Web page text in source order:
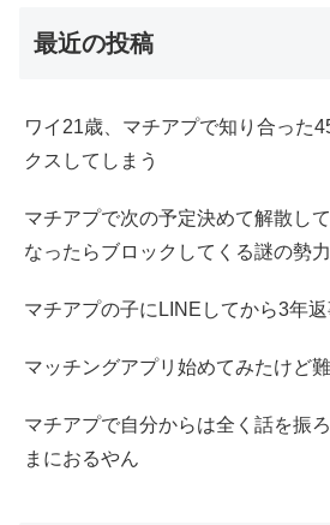
最近の投稿
ワイ21歳、マチアプで知り合った
クスしてしまう
マチアプで次の予定決めて解散し
なったらブロックしてくる謎の勢力
マチアプの子にLINEしてから3年
マッチングアプリ始めてみたけど
マチアプで自分からは全く話を振
まにおるやん